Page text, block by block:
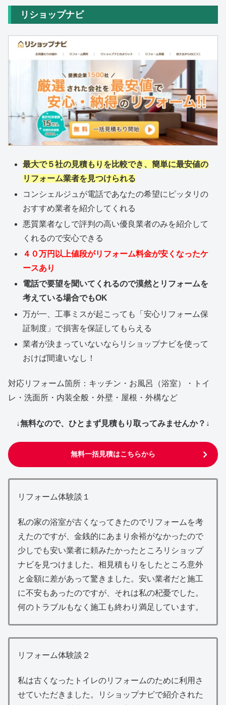
リショップナビ
最大で５社の見積もりを比較でき、簡単に最安値の
リフォーム業者を見つけられる
コンシェルジュが電話であなたの希望にピッタリの
おすすめ業者を紹介してくれる
悪質業者なしで評判の高い優良業者のみを紹介して
くれるので安心できる
４０万円以上値段がリフォーム料金が安くなったケ
ースあり
電話で要望を聞いてくれるので漠然とリフォームを
考えている場合でもOK
万が一、工事ミスが起こっても「安心リフォーム保
証制度」で損害を保証してもらえる
業者が決まっていないならリショップナビを使って
おけば間違いなし！
対応リフォーム箇所：キッチン・お風呂（浴室）・トイ
レ・洗面所・内装全般・外壁・屋根・外構など
↓無料なので、ひとまず見積もり取ってみませんか？↓
無料一括見積はこちらから
リフォーム体験談１
私の家の浴室が古くなってきたのでリフォームを考
えたのですが、金銭的にあまり余裕がなかったので
少しでも安い業者に頼みたかったところリショップ
ナビを見つけました。相見積もりをしたところ意外
と金額に差があって驚きました。安い業者だと施工
に不安もあったのですが、それは私の杞憂でした。
何のトラブルもなく施工も終わり満足しています。
リフォーム体験談２
私は古くなったトイレのリフォームのために利用さ
せていただきました。リショップナビで紹介された